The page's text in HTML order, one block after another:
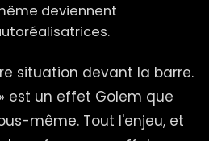
deviennent
situation devant la barre.
est un effet Golem que
même. Tout l'enjeu, et